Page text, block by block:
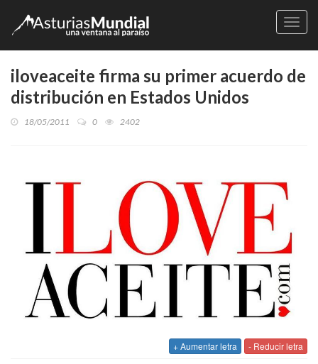
iloveaceite firma su primer acuerdo de
distribución en Estados Unidos
18/05/2011 0 2402
+ Aumentar letra - Reducir letra